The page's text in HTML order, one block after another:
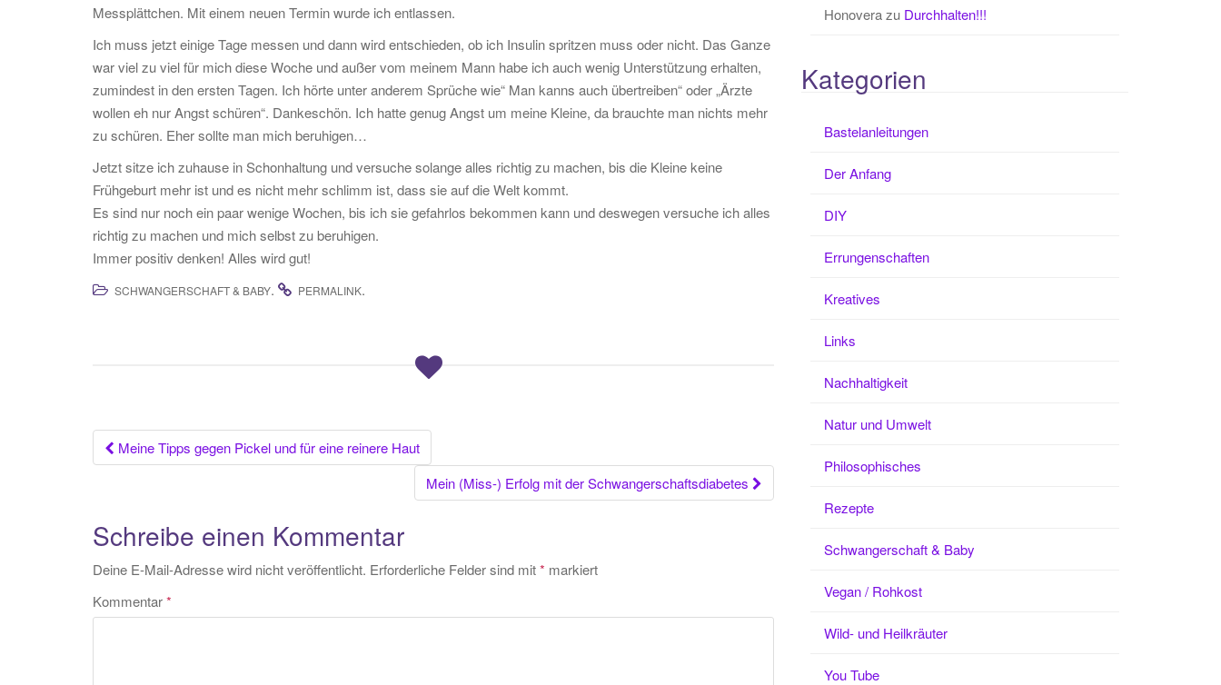
Messplättchen. Mit einem neuen Termin wurde ich entlassen.
Ich muss jetzt einige Tage messen und dann wird entschieden, ob ich Insulin spritzen muss oder nicht. Das Ganze
war viel zu viel für mich diese Woche und außer vom meinem Mann habe ich auch wenig Unterstützung erhalten,
zumindest in den ersten Tagen. Ich hörte unter anderem Sprüche wie“ Man kanns auch übertreiben“ oder „Ärzte
wollen eh nur Angst schüren“. Dankeschön. Ich hatte genug Angst um meine Kleine, da brauchte man nichts mehr
zu schüren. Eher sollte man mich beruhigen…
Jetzt sitze ich zuhause in Schonhaltung und versuche solange alles richtig zu machen, bis die Kleine keine
Frühgeburt mehr ist und es nicht mehr schlimm ist, dass sie auf die Welt kommt.
Es sind nur noch ein paar wenige Wochen, bis ich sie gefahrlos bekommen kann und deswegen versuche ich alles
richtig zu machen und mich selbst zu beruhigen.
Immer positiv denken! Alles wird gut!
SCHWANGERSCHAFT & BABY. PERMALINK.
Beitrags-
Meine Tipps gegen Pickel und für eine reinere Haut
Mein (Miss-) Erfolg mit der Schwangerschaftsdiabetes
Schreibe einen Kommentar
Deine E-Mail-Adresse wird nicht veröffentlicht. Erforderliche Felder sind mit* markiert
Kommentar*
Honoverazu Durchhalten!!!
Kategorien
Bastelanleitungen
Der Anfang
DIY
Errungenschaften
Kreatives
Links
Nachhaltigkeit
Natur und Umwelt
Philosophisches
Rezepte
Schwangerschaft & Baby
Vegan / Rohkost
Wild- und Heilkräuter
You Tube